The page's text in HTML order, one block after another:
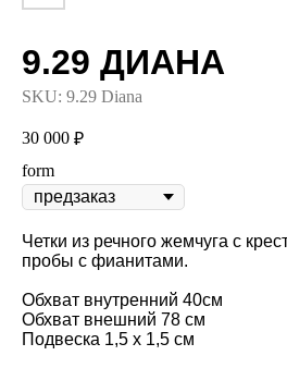
9.29 ДИАНА
SKU: 9.29 Diana
30 000 ₽
form
Четки из речного жемчуга с
пробы с фианитами.
Обхват внутренний 40см
Обхват внешний 78 см
Подвеска 1,5 х 1,5 см